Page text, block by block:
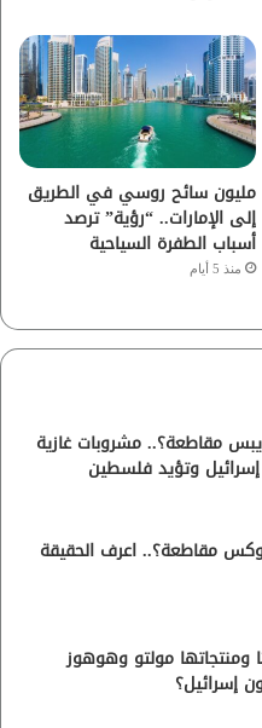
مليون سائح روسي في الطريق
إلى الإمارات.. “رؤية” ترصد
أسباب الطفرة السياحية
منذ 5 أيام
مقاطعة؟.. مشروبات غازية
وتؤيد فلسطين
مقاطعة؟.. اعرف الحقيقة
ومنتجاتها مولتو وهوهوز
إسرائيل؟